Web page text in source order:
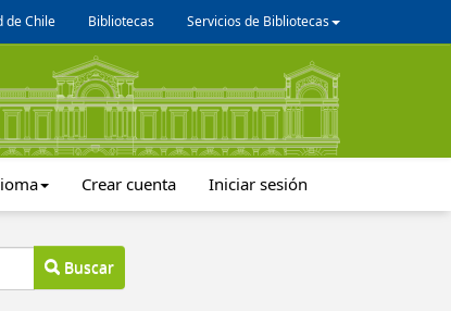
de Chile Bibliotecas Servicios de Bibliotecas
Crear cuenta Iniciar sesión
Buscar